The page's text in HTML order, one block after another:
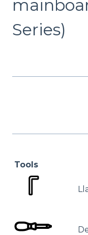
Series)
Tools